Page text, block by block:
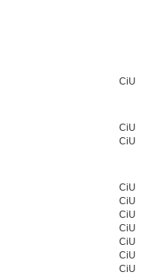
CiU
CiU
CiU
CiU
CiU
CiU
CiU
CiU
CiU
CiU